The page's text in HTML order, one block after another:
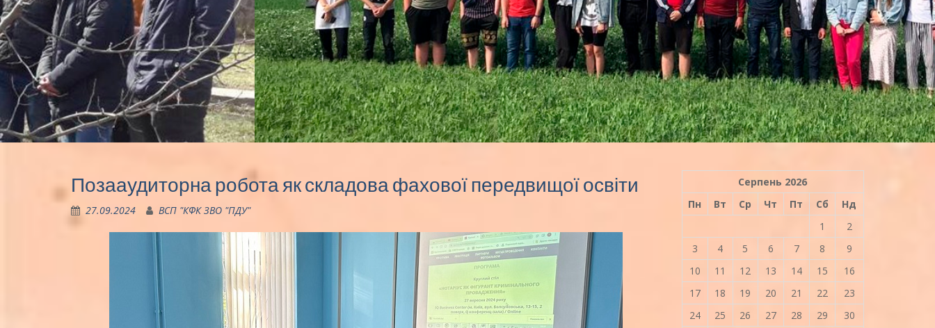
Позааудиторна робота як складова фахової передвищої освіти
27.09.2024 ВСП "КФК ЗВО "ПДУ"
Серпень 2026
Пн
Вт Ср Чт Пт Сб
Нд
1
2
3
4 5 6 7 8
9
10
11 12 13 14 15
16
17
18 19 20 21 22
23
24
25 26 27 28 29
30